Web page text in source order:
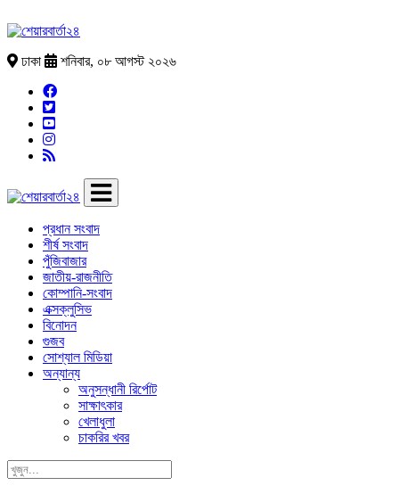
ঢাকা শনিবার, ০৮ আগস্ট ২০২৬
প্রধান সংবাদ
শীর্ষ সংবাদ
পুঁজিবাজার
জাতীয়-রাজনীতি
কোম্পানি-সংবাদ
এক্সক্লুসিভ
বিনোদন
গুজব
সোশ্যাল মিডিয়া
অন্যান্য
অনুসন্ধানী রির্পোট
সাক্ষাৎকার
খেলাধুলা
চাকরির খবর